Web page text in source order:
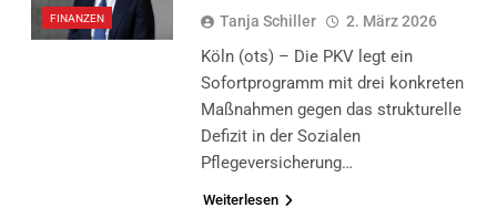
FINANZEN Tanja Schiller 2. März 2026
Köln (ots) – Die PKV legt ein
Sofortprogramm mit drei konkreten
Maßnahmen gegen das strukturelle
Defizit in der Sozialen
Pflegeversicherung…
Weiterlesen